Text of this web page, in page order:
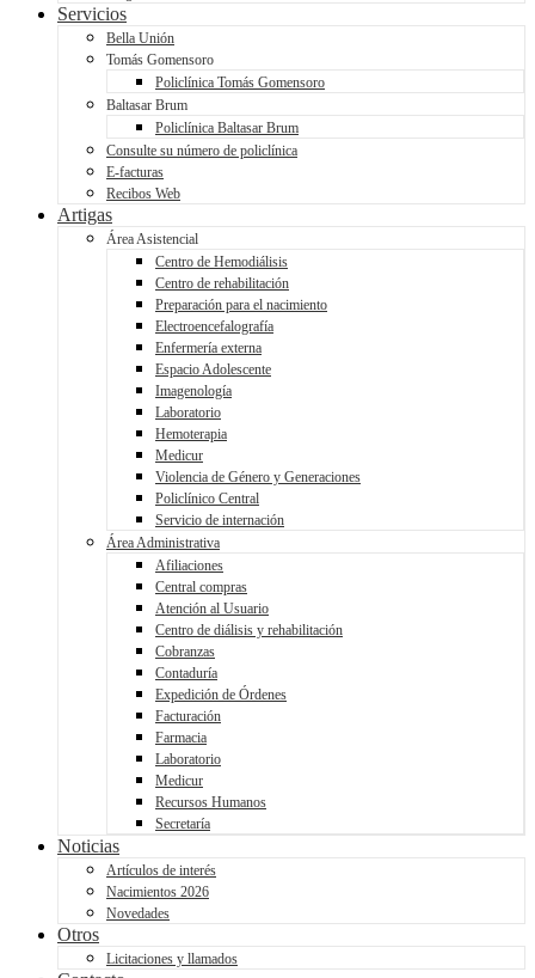
Servicios
Bella Unión
Tomás Gomensoro
Policlínica Tomás Gomensoro
Baltasar Brum
Policlínica Baltasar Brum
Consulte su número de policlínica
E-facturas
Recibos Web
Artigas
Área Asistencial
Centro de Hemodiálisis
Centro de rehabilitación
Preparación para el nacimiento
Electroencefalografía
Enfermería externa
Espacio Adolescente
Imagenología
Laboratorio
Hemoterapia
Medicur
Violencia de Género y Generaciones
Policlínico Central
Servicio de internación
Área Administrativa
Afiliaciones
Central compras
Atención al Usuario
Centro de diálisis y rehabilitación
Cobranzas
Contaduría
Expedición de Órdenes
Facturación
Farmacia
Laboratorio
Medicur
Recursos Humanos
Secretaría
Noticias
Artículos de interés
Nacimientos 2026
Novedades
Otros
Licitaciones y llamados